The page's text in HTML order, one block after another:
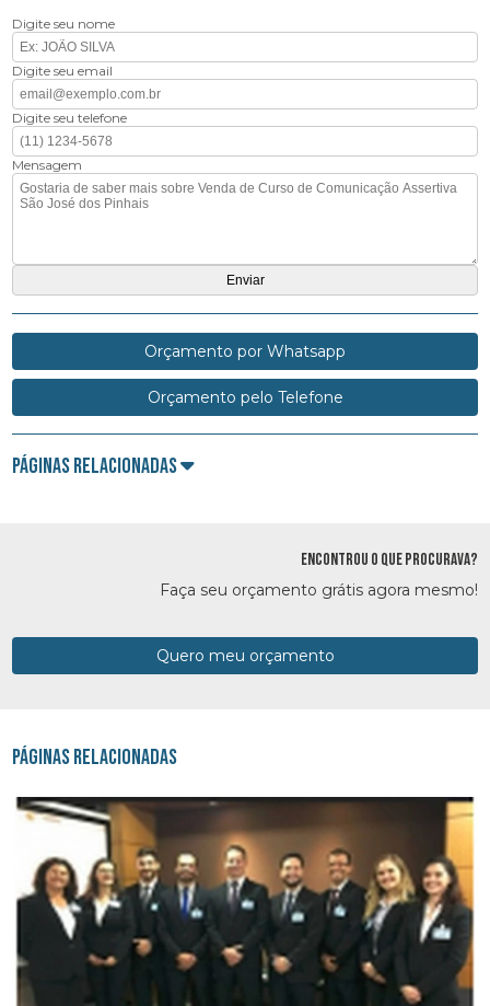
Digite seu nome
Digite seu email
Digite seu telefone
Mensagem
Orçamento por Whatsapp
Orçamento pelo Telefone
Páginas Relacionadas
ENCONTROU O QUE PROCURAVA?
Faça seu orçamento grátis agora mesmo!
Quero meu orçamento
Páginas Relacionadas